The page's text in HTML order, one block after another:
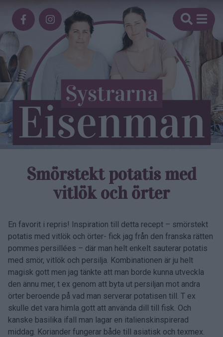
Smörstekt potatis med
vitlök och örter
En favorit i repris! Inspiration till detta recept – smörstekt
potatis med vitlök och örter- fick jag från den franska rätten
pommes persillées – där man helt enkelt sauterar potatis
med smör, vitlök och persilja. Kombinationen är ju helt
magisk gott men jag tänkte att man borde kunna utveckla
den ännu mer, t ex genom att byta ut persiljan mot andra
örter beroende på vad man serverar potatisen till. T ex
skulle det vara himla gott att använda dill till fisk. Och
kanske basilika ifall man lagar en italienskinspirerad
middag. Koriander fungerar både till asiatisk och texmex.